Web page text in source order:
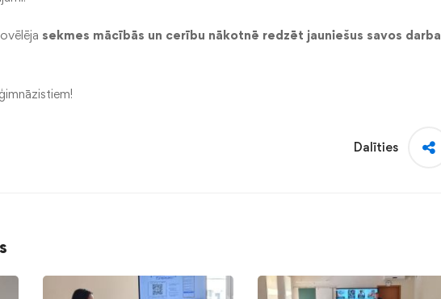
sekmes mācībās un cerību nākotnē redzēt jauniešus savos darba
Dalīties